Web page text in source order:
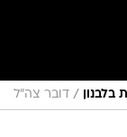
/ דובר צה"ל